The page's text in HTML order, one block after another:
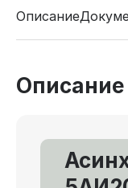
Описание
Описание